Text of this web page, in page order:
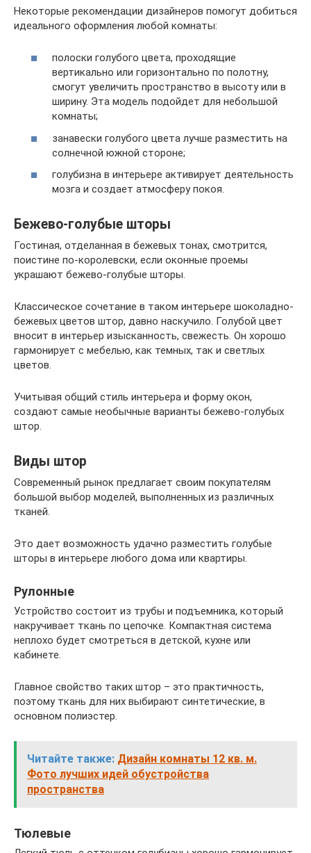
Некоторые рекомендации дизайнеров помогут добиться
идеального оформления любой комнаты:
полоски голубого цвета, проходящие
вертикально или горизонтально по полотну,
смогут увеличить пространство в высоту или в
ширину. Эта модель подойдет для небольшой
комнаты;
занавески голубого цвета лучше разместить на
солнечной южной стороне;
голубизна в интерьере активирует деятельность
мозга и создает атмосферу покоя.
Бежево-голубые шторы
Гостиная, отделанная в бежевых тонах, смотрится,
поистине по-королевски, если оконные проемы
украшают бежево-голубые шторы.
Классическое сочетание в таком интерьере шоколадно-
бежевых цветов штор, давно наскучило. Голубой цвет
вносит в интерьер изысканность, свежесть. Он хорошо
гармонирует с мебелью, как темных, так и светлых
цветов.
Учитывая общий стиль интерьера и форму окон,
создают самые необычные варианты бежево-голубых
штор.
Виды штор
Современный рынок предлагает своим покупателям
большой выбор моделей, выполненных из различных
тканей.
Это дает возможность удачно разместить голубые
шторы в интерьере любого дома или квартиры.
Рулонные
Устройство состоит из трубы и подъемника, который
накручивает ткань по цепочке. Компактная система
неплохо будет смотреться в детской, кухне или
кабинете.
Главное свойство таких штор – это практичность,
поэтому ткань для них выбирают синтетические, в
основном полиэстер.
Читайте также: Дизайн комнаты 12 кв. м.
Фото лучших идей обустройства
пространства
Тюлевые